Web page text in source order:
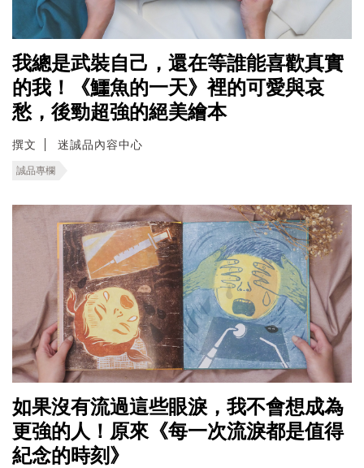
我總是武裝自己，還在等誰能喜歡真實
的我！《鱷魚的一天》裡的可愛與哀
愁，後勁超強的絕美繪本
撰文 迷誠品內容中心
誠品專欄
如果沒有流過這些眼淚，我不會想成為
更強的人！原來《每一次流淚都是值得
紀念的時刻》